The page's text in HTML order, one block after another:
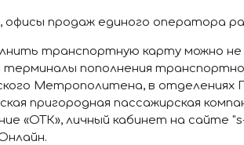
офисы продаж единого оператора
транспортную карту можно не
терминалы пополнения
Метрополитена, в отделениях
пригородная пассажирская
«ОТК», личный кабинет на сайте